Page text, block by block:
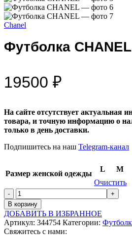
Chanel
Футболка CHANEL
19500 ₽
На сайте отсутствует актуальная
товара, и точную информацию о
только в день доставки.
Подпишитесь на наш Telegram-канал
Размер женской одежды L M
Очистить
В корзину
ДОБАВИТЬ В ИЗБРАННОЕ
Артикул: 344754 Категории:
Свяжитесь с нами: